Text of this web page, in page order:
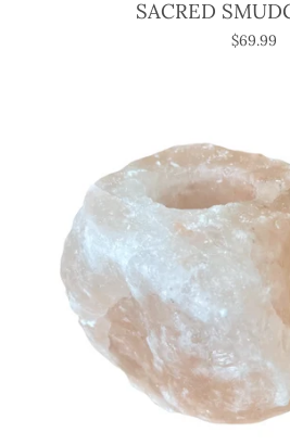
SACRED
$69.99